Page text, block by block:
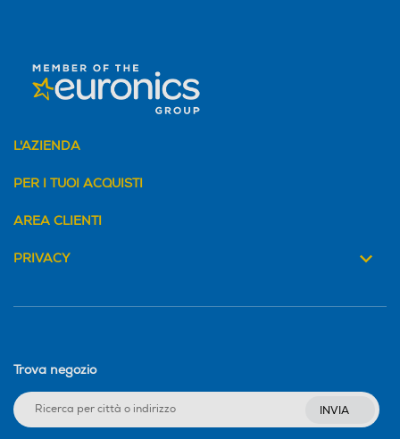
L'AZIENDA
PER I TUOI ACQUISTI
AREA CLIENTI
PRIVACY
Trova negozio
INVIA